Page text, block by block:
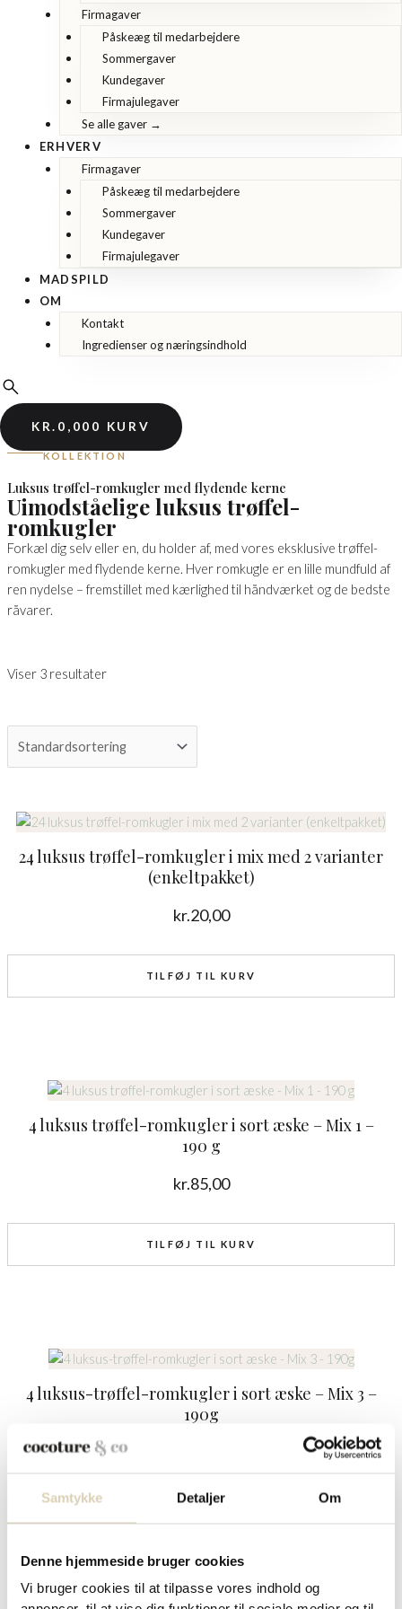
Samtykke Detaljer Om
Denne hjemmeside bruger cookies
Vi bruger cookies til at tilpasse vores indhold og
Firmagaver
Påskeæg til medarbejdere
Sommergaver
Kundegaver
Firmajulegaver
Se alle gaver →
ERHVERV
Firmagaver
Påskeæg til medarbejdere
Sommergaver
Kundegaver
Firmajulegaver
MADSPILD
OM
Kontakt
Ingredienser og næringsindhold
KR. 0,00 0 KURV
KOLLEKTION
Luksus trøffel-romkugler med flydende kerne
Uimodståelige luksus trøffel-
romkugler
Forkæl dig selv eller en, du holder af, med vores eksklusive trøffel-
romkugler med flydende kerne. Hver romkugle er en lille mundfuld af
ren nydelse – fremstillet med kærlighed til håndværket og de bedste
råvarer.
Viser 3 resultater
24 luksus trøffel-romkugler i mix med 2 varianter
(enkeltpakket)
kr.20,00
TILFØJ TIL KURV
4 luksus trøffel-romkugler i sort æske – Mix 1 –
190 g
kr.85,00
TILFØJ TIL KURV
4 luksus-trøffel-romkugler i sort æske – Mix 3 –
190g
Vi producerer trøffelkuglerne i små, friske batches hver anden uge